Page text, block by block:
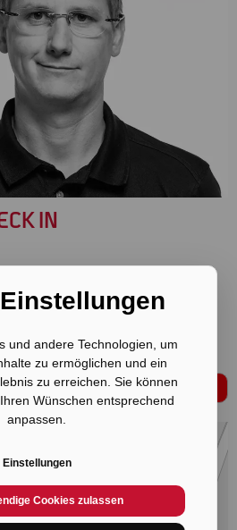
und andere Technologien, um
zu ermöglichen und ein
zu erreichen. Sie können
Wünschen entsprechend
anpassen.
Einstellungen
Cookies zulassen
IN
AGB
Fieberbrunn